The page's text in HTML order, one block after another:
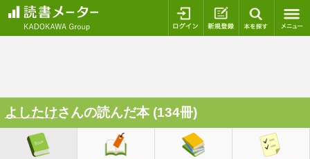
ログイン 新規登録
よしたけさんの読んだ本 (134冊)